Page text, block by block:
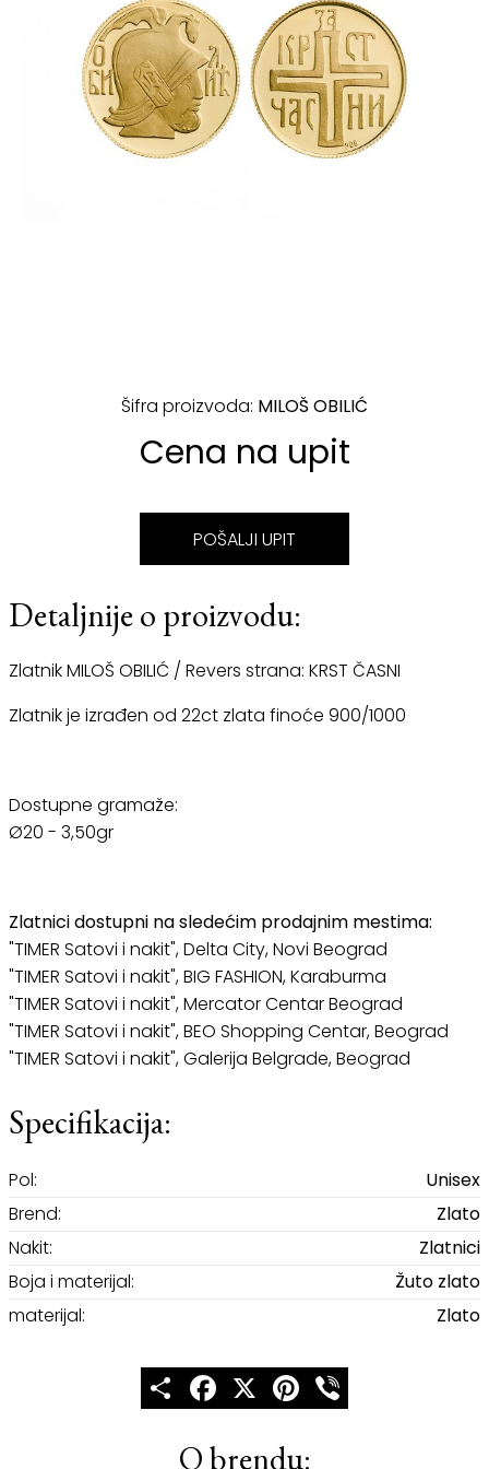
Šifra proizvoda: MILOŠ OBILIĆ
Cena na upit
POŠALJI UPIT
Detaljnije o proizvodu:
Zlatnik MILOŠ OBILIĆ / Revers strana: KRST ČASNI
Zlatnik je izrađen od 22ct zlata finoće 900/1000
Dostupne gramaže:
Ø20 - 3,50gr
Zlatnici dostupni na sledećim prodajnim mestima:
"TIMER Satovi i nakit", Delta City, Novi Beograd
"TIMER Satovi i nakit", BIG FASHION, Karaburma
"TIMER Satovi i nakit", Mercator Centar Beograd
"TIMER Satovi i nakit", BEO Shopping Centar, Beograd
"TIMER Satovi i nakit", Galerija Belgrade, Beograd
Specifikacija:
Pol:
Unisex
Brend:
Zlato
Nakit:
Zlatnici
Boja i materijal:
Žuto zlato
materijal:
Zlato
ShareFacebook
X Pinterest